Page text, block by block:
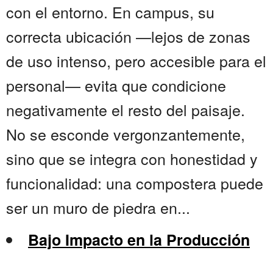
con el entorno. En campus, su
correcta ubicación —lejos de zonas
de uso intenso, pero accesible para el
personal— evita que condicione
negativamente el resto del paisaje.
No se esconde vergonzantemente,
sino que se integra con honestidad y
funcionalidad: una compostera puede
ser un muro de piedra en...
Bajo Impacto en la Producción